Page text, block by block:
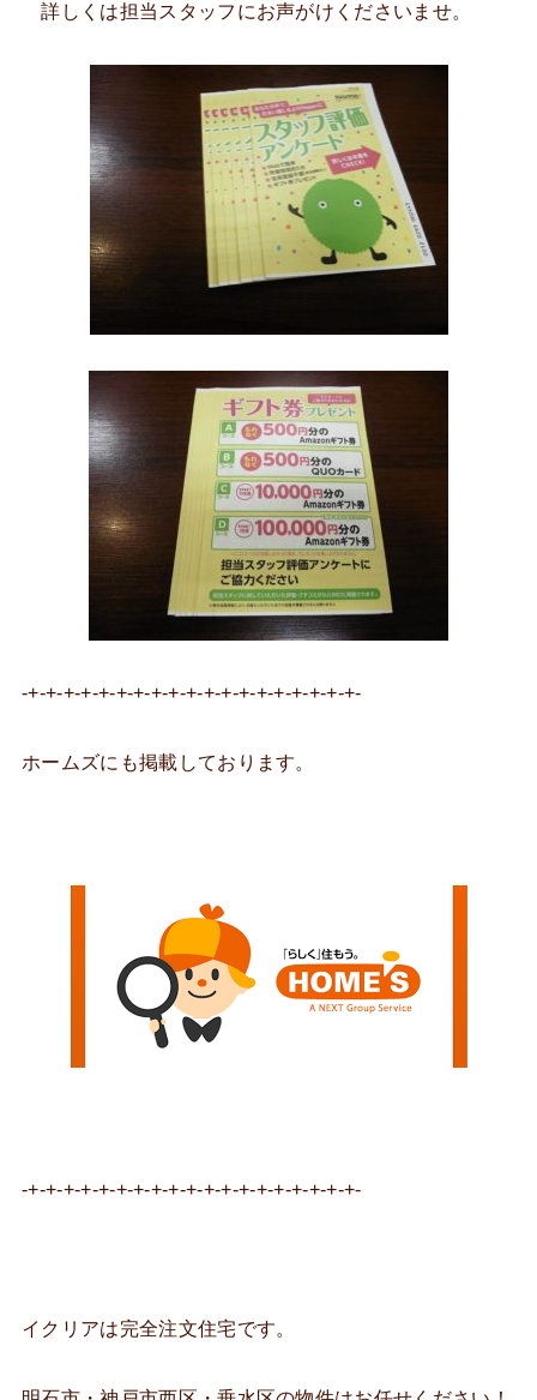
詳しくは担当スタッフにお声がけくださいませ。
-+-+-+-+-+-+-+-+-+-+-+-+-+-+-+-+-+-+-+-
ホームズにも掲載しております。
-+-+-+-+-+-+-+-+-+-+-+-+-+-+-+-+-+-+-+-
イクリアは完全注文住宅です。